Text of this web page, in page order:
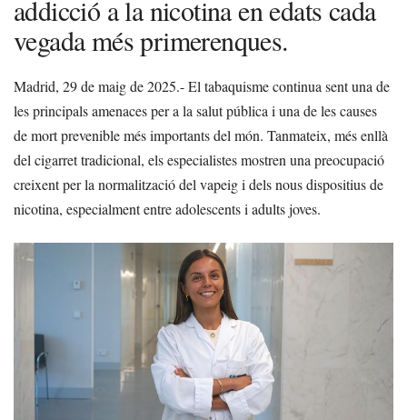
addicció a la nicotina en edats cada
vegada més primerenques.
Madrid, 29 de maig de 2025.- El tabaquisme continua sent una de
les principals amenaces per a la salut pública i una de les causes
de mort prevenible més importants del món. Tanmateix, més enllà
del cigarret tradicional, els especialistes mostren una preocupació
creixent per la normalització del vapeig i dels nous dispositius de
nicotina, especialment entre adolescents i adults joves.